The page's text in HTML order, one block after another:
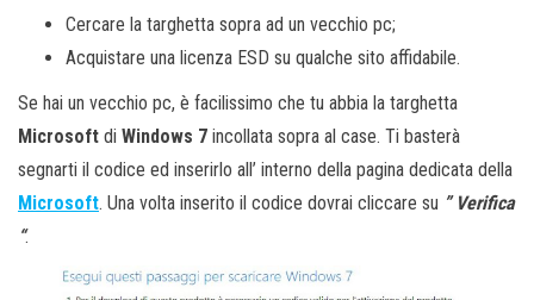
Cercare la targhetta sopra ad un vecchio pc;
Acquistare una licenza ESD su qualche sito affidabile.
Se hai un vecchio pc, è facilissimo che tu abbia la targhetta
Microsoft di Windows 7 incollata sopra al case. Ti basterà
segnarti il codice ed inserirlo all’ interno della pagina dedicata della
Microsoft. Una volta inserito il codice dovrai cliccare su ” Verifica
“.